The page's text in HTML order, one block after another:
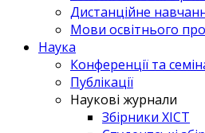
Дистанційне
Мови освітнього
Наука
Конференції та
Публікації
Наукові журнали
Збірники ХІСТ